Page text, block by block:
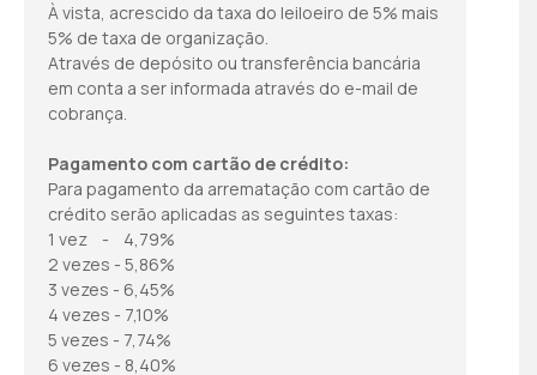
À vista, acrescido da taxa do leiloeiro de 5% mais
5% de taxa de organização.
Através de depósito ou transferência bancária
em conta a ser informada através do e-mail de
cobrança.
Pagamento com cartão de crédito:
Para pagamento da arrematação com cartão de
crédito serão aplicadas as seguintes taxas:
1 vez - 4,79%
2 vezes - 5,86%
3 vezes - 6,45%
4 vezes - 7,10%
5 vezes - 7,74%
6 vezes - 8,40%